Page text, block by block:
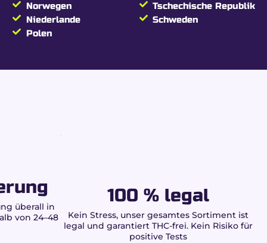
Norwegen
Niederlande
Polen
Tschechische Republik
Schweden
überall in
von 24–48
100 % legal
Kein Stress, unser gesamtes Sortiment ist
legal und garantiert THC-frei. Kein Risiko für
positive Tests